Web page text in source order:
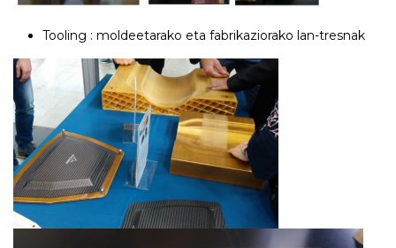
Tooling : moldeetarako eta fabrikaziorako lan-tresnak